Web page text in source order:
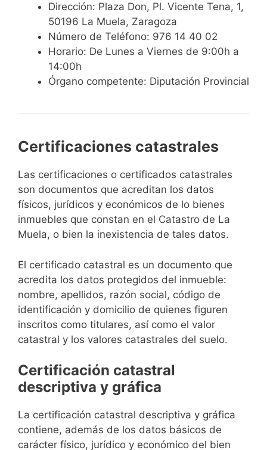
Dirección: Plaza Don, Pl. Vicente Tena, 1,
50196 La Muela, Zaragoza
Número de Teléfono: 976 14 40 02
Horario: De Lunes a Viernes de 9:00h a
14:00h
Órgano competente: Diputación Provincial
Certificaciones catastrales
Las certificaciones o certificados catastrales
son documentos que acreditan los datos
físicos, jurídicos y económicos de lo bienes
inmuebles que constan en el Catastro de La
Muela, o bien la inexistencia de tales datos.
El certificado catastral es un documento que
acredita los datos protegidos del inmueble:
nombre, apellidos, razón social, código de
identificación y domicilio de quienes figuren
inscritos como titulares, así como el valor
catastral y los valores catastrales del suelo.
Certificación catastral
descriptiva y gráfica
La certificación catastral descriptiva y gráfica
contiene, además de los datos básicos de
carácter físico, jurídico y económico del bien